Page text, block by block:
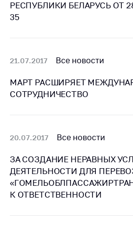
Маркировка
Упрощение условий
ведения бизнеса
распространения
субъектов торговли,
общественного
питания, бытового
обслуживания
РЕСПУБЛИКИ БЕЛАРУСЬ ОТ
35
21.07.2017 Все новости
МАРТ РАСШИРЯЕТ
СОТРУДНИЧЕСТВО
20.07.2017 Все новости
ЗА СОЗДАНИЕ НЕРАВНЫХ
ДЕЯТЕЛЬНОСТИ ДЛЯ
К ОТВЕТСТВЕННОСТИ